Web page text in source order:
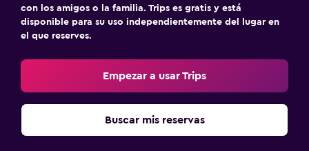
con los amigos o la familia. Trips es gratis y está
disponible para su uso independientemente del lugar en
el que reserves.
Empezar a usar Trips
Buscar mis reservas